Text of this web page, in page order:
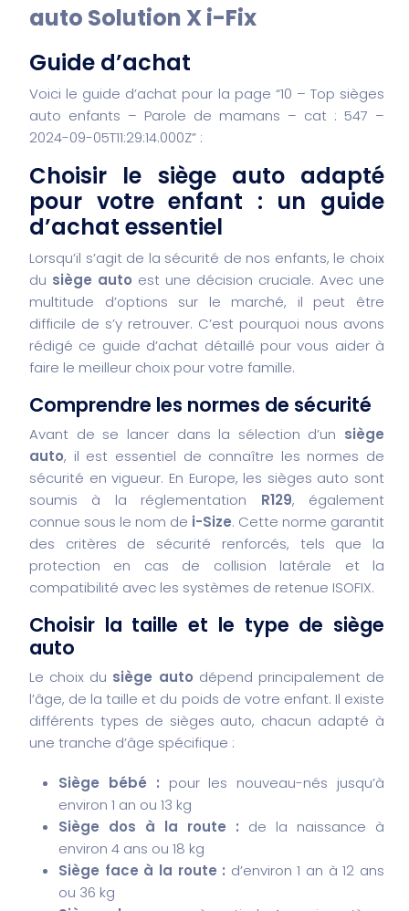
auto Solution X i-Fix
Guide d’achat
Voici le guide d’achat pour la page “10 – Top sièges
auto enfants – Parole de mamans – cat : 547 –
2024-09-05T11:29:14.000Z” :
Choisir le siège auto adapté
pour votre enfant : un guide
d’achat essentiel
Lorsqu’il s’agit de la sécurité de nos enfants, le choix
du siège auto est une décision cruciale. Avec une
multitude d’options sur le marché, il peut être
difficile de s’y retrouver. C’est pourquoi nous avons
rédigé ce guide d’achat détaillé pour vous aider à
faire le meilleur choix pour votre famille.
Comprendre les normes de sécurité
Avant de se lancer dans la sélection d’un siège
auto, il est essentiel de connaître les normes de
sécurité en vigueur. En Europe, les sièges auto sont
soumis à la réglementation R129, également
connue sous le nom de i-Size. Cette norme garantit
des critères de sécurité renforcés, tels que la
protection en cas de collision latérale et la
compatibilité avec les systèmes de retenue ISOFIX.
Choisir la taille et le type de siège
auto
Le choix du siège auto dépend principalement de
l’âge, de la taille et du poids de votre enfant. Il existe
différents types de sièges auto, chacun adapté à
une tranche d’âge spécifique :
Siège bébé : pour les nouveau-nés jusqu’à
environ 1 an ou 13 kg
Siège dos à la route : de la naissance à
environ 4 ans ou 18 kg
Siège face à la route : d’environ 1 an à 12 ans
ou 36 kg